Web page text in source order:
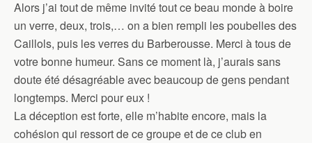
Alors j’ai tout de même invité tout ce beau monde à boire
un verre, deux, trois,… on a bien rempli les poubelles des
Caillols, puis les verres du Barberousse. Merci à tous de
votre bonne humeur. Sans ce moment là, j’aurais sans
doute été désagréable avec beaucoup de gens pendant
longtemps. Merci pour eux !
La déception est forte, elle m’habite encore, mais la
cohésion qui ressort de ce groupe et de ce club en